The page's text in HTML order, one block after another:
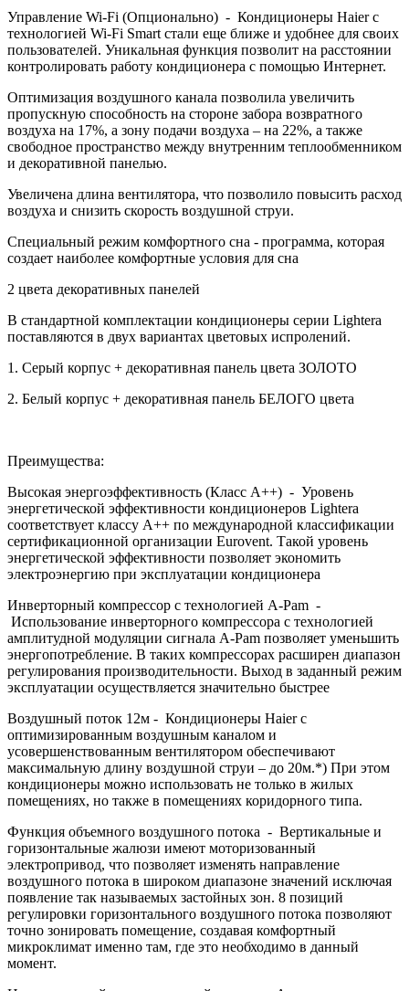
Управление Wi-Fi (Опционально) - Кондиционеры Haier с
технологией Wi-Fi Smart стали еще ближе и удобнее для своих
пользователей. Уникальная функция позволит на расстоянии
контролировать работу кондиционера с помощью Интернет.
Оптимизация воздушного канала позволила увеличить
пропускную способность на стороне забора возвратного
воздуха на 17%, а зону подачи воздуха – на 22%, а также
свободное пространство между внутренним теплообменником
и декоративной панелью.
Увеличена длина вентилятора, что позволило повысить расход
воздуха и снизить скорость воздушной струи.
Специальный режим комфортного сна - программа, которая
создает наиболее комфортные условия для сна
2 цвета декоративных панелей
В стандартной комплектации кондиционеры серии Lightera
поставляются в двух вариантах цветовых испролений.
1. Серый корпус + декоративная панель цвета ЗОЛОТО
2. Белый корпус + декоративная панель БЕЛОГО цвета
Преимущества:
Высокая энергоэффективность (Класс А++) - Уровень
энергетической эффективности кондиционеров Lightera
соответствует классу A++ по международной классификации
сертификационной организации Eurovent. Такой уровень
энергетической эффективности позволяет экономить
электроэнергию при эксплуатации кондиционера
Инверторный компрессор с технологией A-Pam -
Использование инверторного компрессора с технологией
амплитудной модуляции сигнала A-Pam позволяет уменьшить
энергопотребление. В таких компрессорах расширен диапазон
регулирования производительности. Выход в заданный режим
эксплуатации осуществляется значительно быстрее
Воздушный поток 12м - Кондиционеры Haier с
оптимизированным воздушным каналом и
усовершенствованным вентилятором обеспечивают
максимальную длину воздушной струи – до 20м.*) При этом
кондиционеры можно использовать не только в жилых
помещениях, но также в помещениях коридорного типа.
Функция объемного воздушного потока - Вертикальные и
горизонтальные жалюзи имеют моторизованный
электропривод, что позволяет изменять направление
воздушного потока в широком диапазоне значений исключая
появление так называемых застойных зон. 8 позиций
регулировки горизонтального воздушного потока позволяют
точно зонировать помещение, создавая комфортный
микроклимат именно там, где это необходимо в данный
момент.